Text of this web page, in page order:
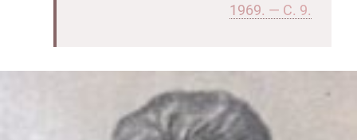
1969. — С. 9.